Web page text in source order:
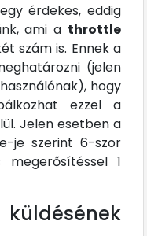
érdekes, eddig
ami a throttle
szám is. Ennek a
(jelen
hogy
ezzel a
Jelen esetben a
je szerint 6-szor
1
küldésének